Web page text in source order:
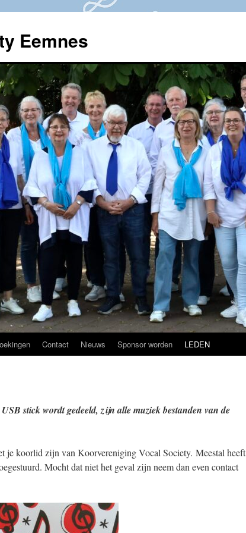
Eemnes
Contact Nieuws Sponsor worden LEDEN
stick wordt gedeeld, zijn alle muziek bestanden van de
je koorlid zijn van Koorvereniging Vocal Society. Meestal heeft
Mocht dat niet het geval zijn neem dan even contact